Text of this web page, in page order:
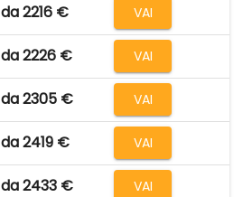
da 2216 € VAI
da 2226 € VAI
da 2305 € VAI
da 2419 € VAI
da 2433 € VAI